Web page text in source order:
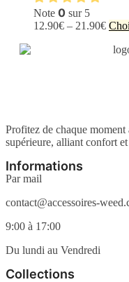
Note 0 sur 5
12.90€ – 21.90€
Profitez de chaque moment
supérieure, alliant confort et
Informations
Par mail
contact@accessoires-
9:00 à 17:00
Du lundi au Vendredi
Collections